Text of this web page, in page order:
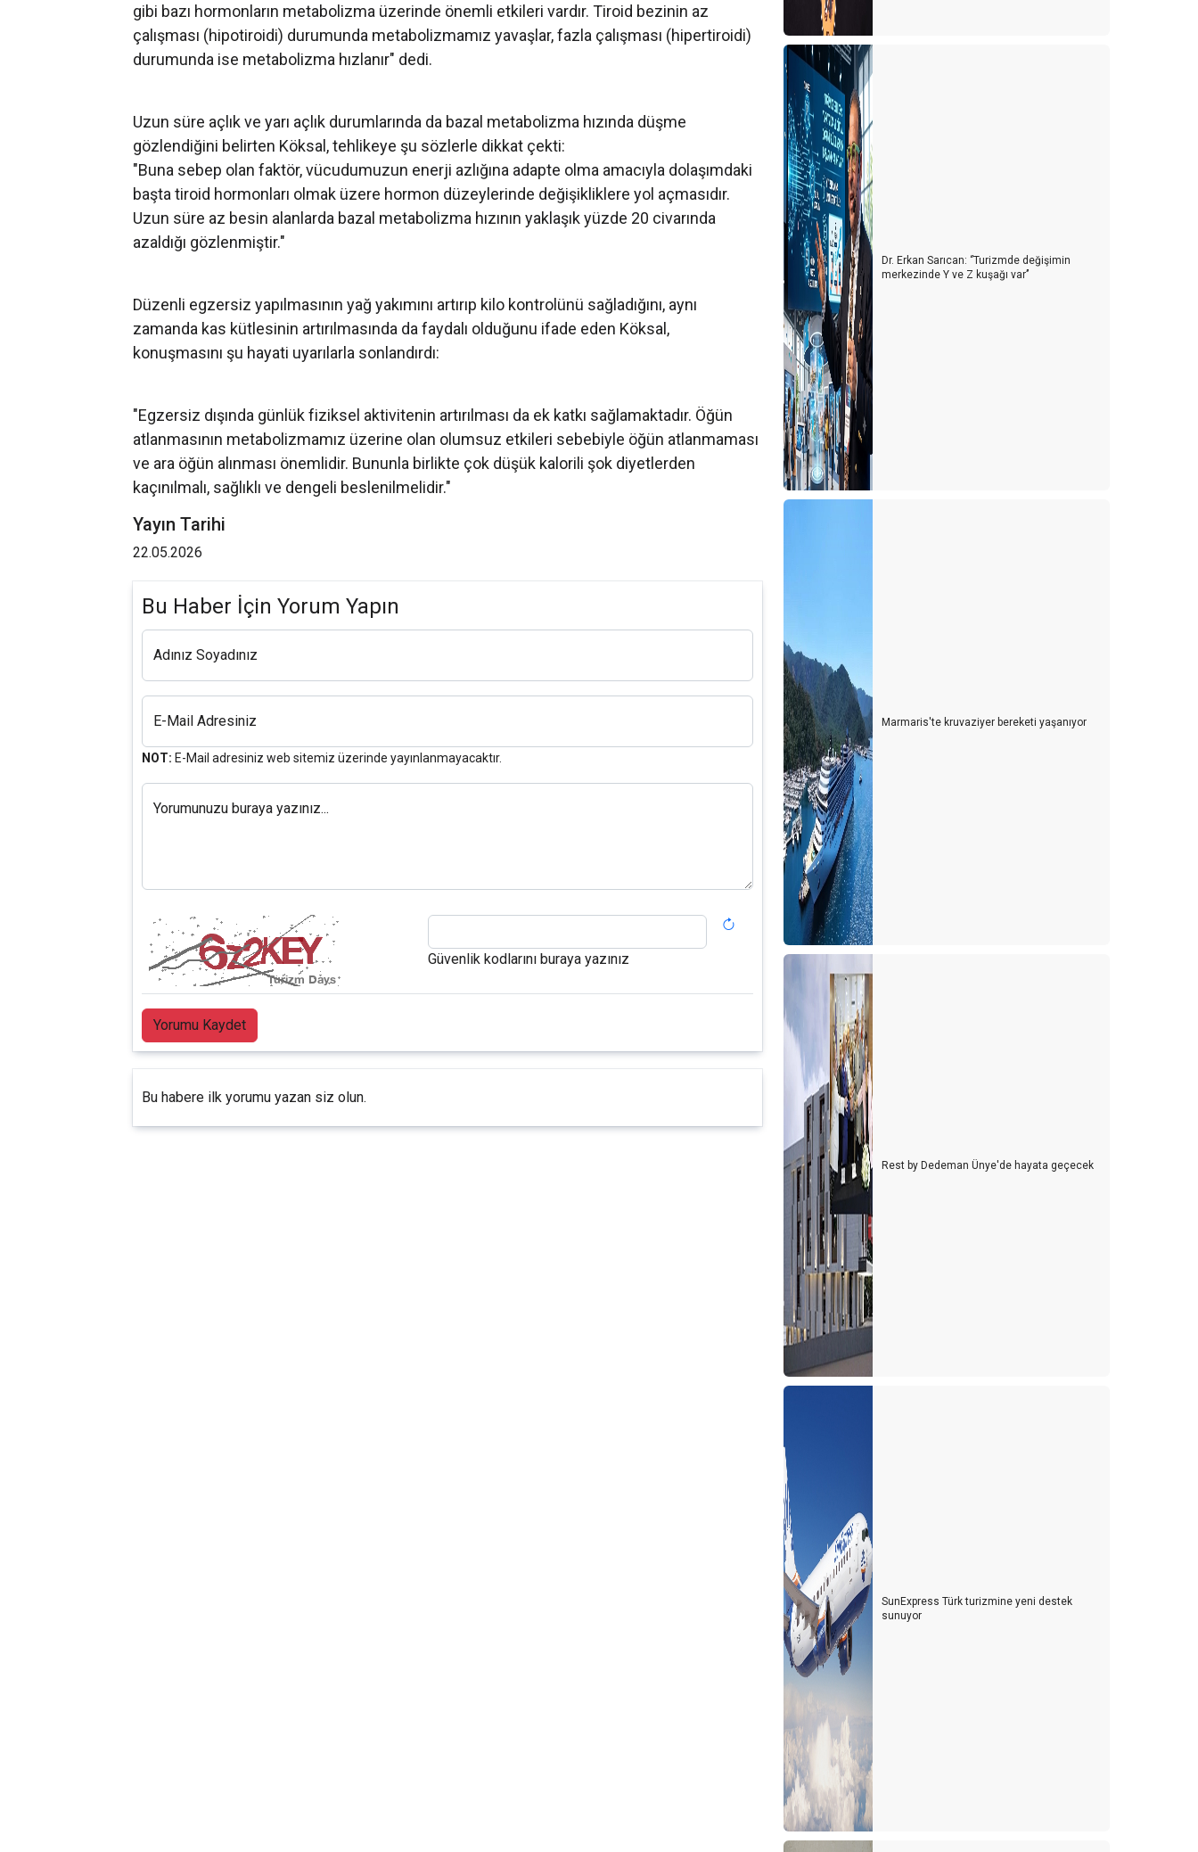
gibi bazı hormonların metabolizma üzerinde önemli etkileri vardır. Tiroid bezinin az
çalışması (hipotiroidi) durumunda metabolizmamız yavaşlar, fazla çalışması (hipertiroidi)
durumunda ise metabolizma hızlanır" dedi.
Uzun süre açlık ve yarı açlık durumlarında da bazal metabolizma hızında düşme
gözlendiğini belirten Köksal, tehlikeye şu sözlerle dikkat çekti:
"Buna sebep olan faktör, vücudumuzun enerji azlığına adapte olma amacıyla dolaşımdaki
başta tiroid hormonları olmak üzere hormon düzeylerinde değişikliklere yol açmasıdır.
Uzun süre az besin alanlarda bazal metabolizma hızının yaklaşık yüzde 20 civarında
azaldığı gözlenmiştir."
Düzenli egzersiz yapılmasının yağ yakımını artırıp kilo kontrolünü sağladığını, aynı
zamanda kas kütlesinin artırılmasında da faydalı olduğunu ifade eden Köksal,
konuşmasını şu hayati uyarılarla sonlandırdı:
"Egzersiz dışında günlük fiziksel aktivitenin artırılması da ek katkı sağlamaktadır. Öğün
atlanmasının metabolizmamız üzerine olan olumsuz etkileri sebebiyle öğün atlanmaması
ve ara öğün alınması önemlidir. Bununla birlikte çok düşük kalorili şok diyetlerden
kaçınılmalı, sağlıklı ve dengeli beslenilmelidir."
Yayın Tarihi
22.05.2026
Bu Haber İçin Yorum Yapın
Adınız Soyadınız
E-Mail Adresiniz
NOT: E-Mail adresiniz web sitemiz üzerinde yayınlanmayacaktır.
Yorumunuzu buraya yazınız...
Güvenlik kodlarını buraya yazınız
Yorumu Kaydet
Bu habere ilk yorumu yazan siz olun.
Dr. Erkan Sarıcan: ‘’Turizmde değişimin
merkezinde Y ve Z kuşağı var’’
Marmaris'te kruvaziyer bereketi yaşanıyor
Rest by Dedeman Ünye'de hayata geçecek
SunExpress Türk turizmine yeni destek
sunuyor